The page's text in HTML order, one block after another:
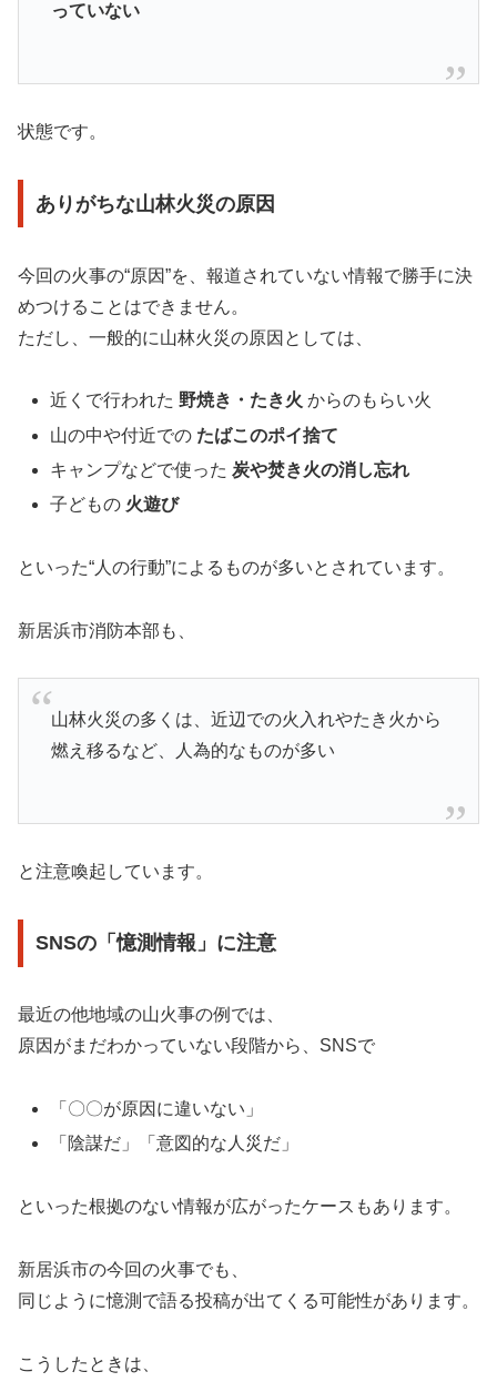
っていない
状態です。
ありがちな山林火災の原因
今回の火事の“原因”を、報道されていない情報で勝手に決
めつけることはできません。
ただし、一般的に山林火災の原因としては、
近くで行われた野焼き・たき火 からのもらい火
山の中や付近での たばこのポイ捨て
キャンプなどで使った炭や焚き火の消し忘れ
子どもの 火遊び
といった“人の行動”によるものが多いとされています。
新居浜市消防本部も、
山林火災の多くは、近辺での火入れやたき火から
燃え移るなど、人為的なものが多い
と注意喚起しています。
SNSの「憶測情報」に注意
最近の他地域の山火事の例では、
原因がまだわかっていない段階から、SNSで
「〇〇が原因に違いない」
「陰謀だ」「意図的な人災だ」
といった根拠のない情報が広がったケースもあります。
新居浜市の今回の火事でも、
同じように憶測で語る投稿が出てくる可能性があります。
こうしたときは、